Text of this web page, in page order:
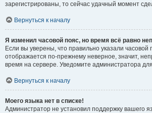
зарегистрированы, то сейчас удачный момент
Вернуться к началу
Я изменил часовой пояс, но время всё равно
Если вы уверены, что правильно указали часовой
отображается по-прежнему неверное, значит,
время на сервере. Уведомите администратора
Вернуться к началу
Моего языка нет в списке!
Администратор не установил поддержку вашего